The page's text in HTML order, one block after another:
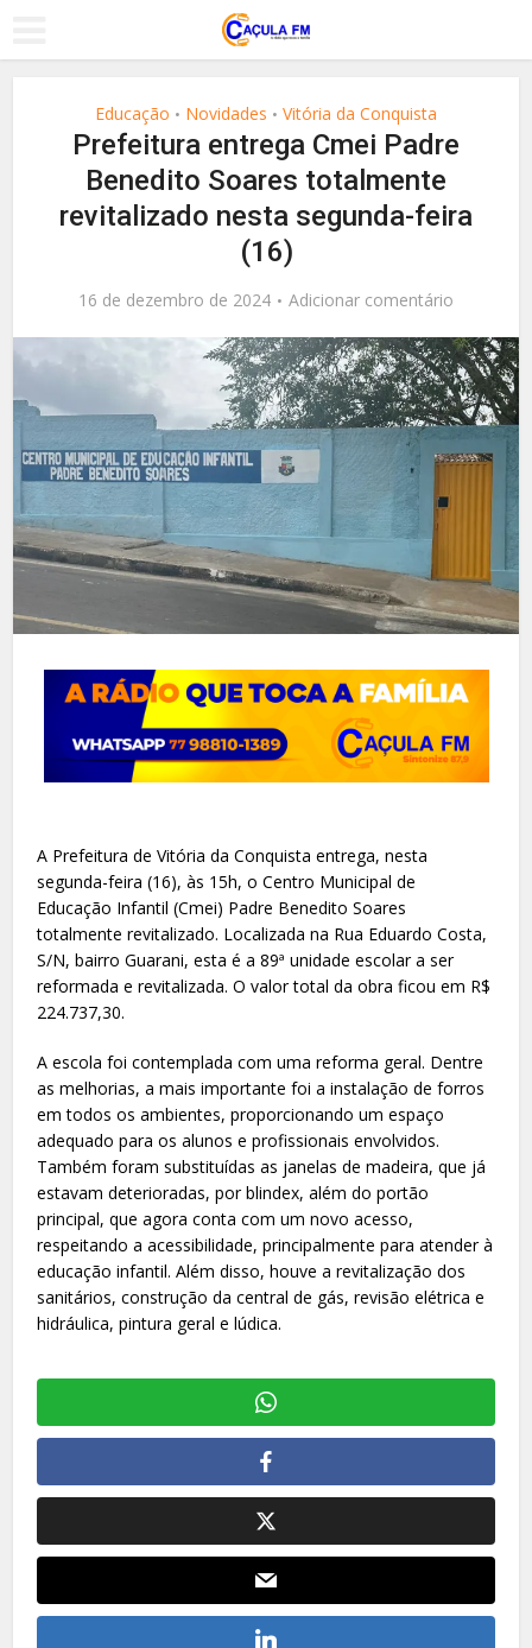
Educação • Novidades • Vitória da Conquista
Prefeitura entrega Cmei Padre
Benedito Soares totalmente
revitalizado nesta segunda-feira
(16)
16 de dezembro de 2024 Adicionar comentário
A Prefeitura de Vitória da Conquista entrega, nesta
segunda-feira (16), às 15h, o Centro Municipal de
Educação Infantil (Cmei) Padre Benedito Soares
totalmente revitalizado. Localizada na Rua Eduardo Costa,
S/N, bairro Guarani, esta é a 89ª unidade escolar a ser
reformada e revitalizada. O valor total da obra ficou em R$
224.737,30.
A escola foi contemplada com uma reforma geral. Dentre
as melhorias, a mais importante foi a instalação de forros
em todos os ambientes, proporcionando um espaço
adequado para os alunos e profissionais envolvidos.
Também foram substituídas as janelas de madeira, que já
estavam deterioradas, por blindex, além do portão
principal, que agora conta com um novo acesso,
respeitando a acessibilidade, principalmente para atender à
educação infantil. Além disso, houve a revitalização dos
sanitários, construção da central de gás, revisão elétrica e
hidráulica, pintura geral e lúdica.